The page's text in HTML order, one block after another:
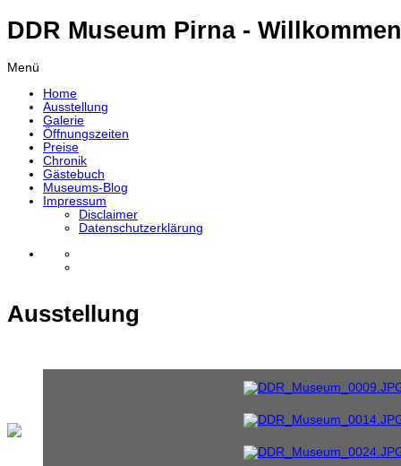
DDR Museum Pirna -
Menü
Home
Ausstellung
Galerie
Öffnungszeiten
Preise
Chronik
Gästebuch
Museums-Blog
Impressum
Disclaimer
Datenschutzerklärung
Ausstellung